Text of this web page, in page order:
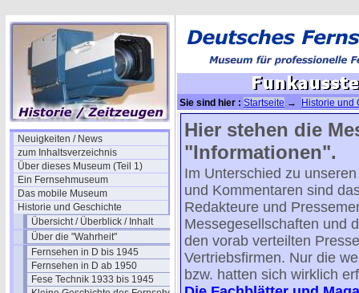
Neuigkeiten / News
zum Inhaltsverzeichnis
Über dieses Museum (Teil 1)
Ein Fernsehmuseum
Das mobile Museum
Historie und Geschichte
Übersicht / Überblick / Inhalt
Über die "Wahrheit"
Fernsehen in D bis 1945
Fernsehen in D ab 1950
Fese Technik 1933 bis 1945
Sie sind hier : Startseite →
Historie und
Funkausstellungen in Deutschland→
Hier stehen die
"Informationen".
Im Unterschied zu
und Kommentaren sind
Redakteure und
Messegesellschaften und
den vorab verteilten
Vertriebsfirmen. Nur die
bzw. hatten sich wirklich